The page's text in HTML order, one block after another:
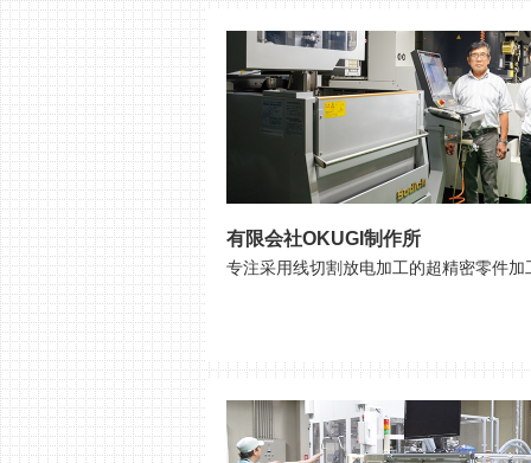
有限会社OKUGI制作所
专注采用线切割放电加工的超精密零件加